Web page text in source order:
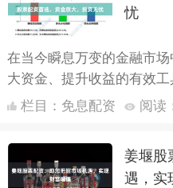
忧
在当今瞬息万变的金融市
大资金、提升收益的有效
者，我们为您提供安全可
投资无忧。....
栏目： 免息配资 阅读
姜堰股
遇，实